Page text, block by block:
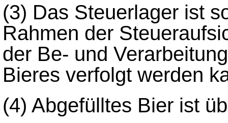
(3) Das Steuerlager ist
Rahmen der
der Be- und
Bieres verfolgt werden
(4) Abgefülltes Bier ist